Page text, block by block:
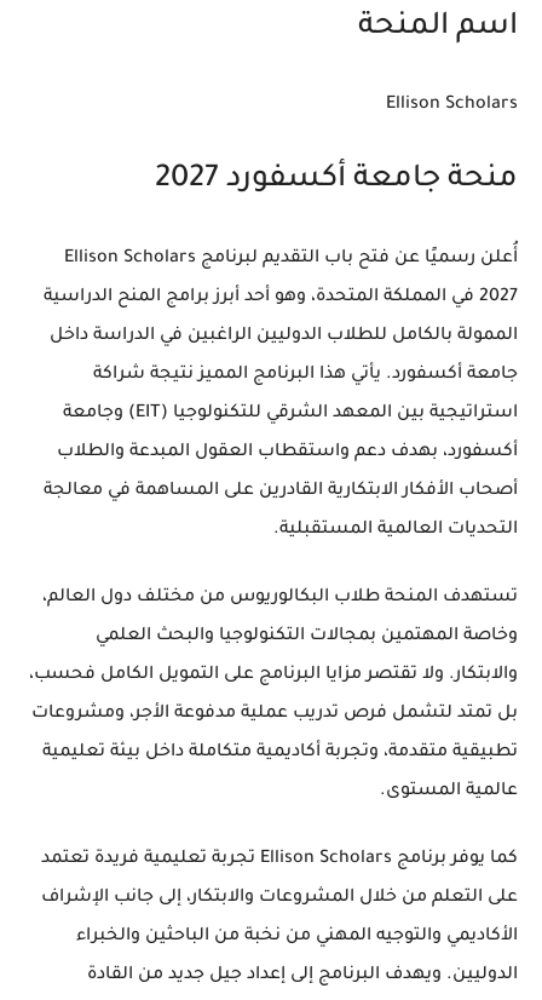
اسم المنحة
Ellison Scholars
منحة جامعة أكسفورد 2027
أُعلن رسميًا عن فتح باب التقديم لبرنامج Ellison Scholars
2027 في المملكة المتحدة، وهو أحد أبرز برامج المنح الدراسية
الممولة بالكامل للطلاب الدوليين الراغبين في الدراسة داخل
جامعة أكسفورد. يأتي هذا البرنامج المميز نتيجة شراكة
استراتيجية بين المعهد الشرقي للتكنولوجيا (EIT) وجامعة
أكسفورد، بهدف دعم واستقطاب العقول المبدعة والطلاب
أصحاب الأفكار الابتكارية القادرين على المساهمة في معالجة
التحديات العالمية المستقبلية.
تستهدف المنحة طلاب البكالوريوس من مختلف دول العالم،
وخاصة المهتمين بمجالات التكنولوجيا والبحث العلمي
والابتكار. ولا تقتصر مزايا البرنامج على التمويل الكامل فحسب،
بل تمتد لتشمل فرص تدريب عملية مدفوعة الأجر، ومشروعات
تطبيقية متقدمة، وتجربة أكاديمية متكاملة داخل بيئة تعليمية
عالمية المستوى.
كما يوفر برنامج Ellison Scholars تجربة تعليمية فريدة تعتمد
على التعلم من خلال المشروعات والابتكار، إلى جانب الإشراف
الأكاديمي والتوجيه المهني من نخبة من الباحثين والخبراء
الدوليين. ويهدف البرنامج إلى إعداد جيل جديد من القادة